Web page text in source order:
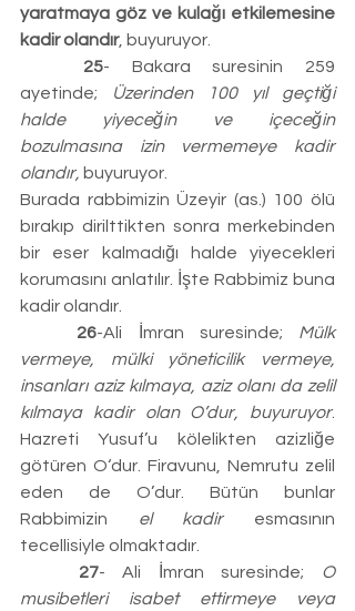
yaratmaya göz ve kulağı etkilemesine
kadir olandır, buyuruyor.
	25
- Bakara suresinin 259
ayetinde;
Üzerinden 100 yıl geçtiği
halde yiyeceğin ve içeceğin
bozulmasına izin vermemeye kadir
olandır, buyuruyor.
Burada rabbimizin Üzeyir (as.) 100 ölü
bırakıp dirilttikten sonra merkebinden
bir eser kalmadığı halde yiyecekleri
korumasını anlatılır. İşte Rabbimiz buna
kadir olandır.
	26
-Ali İmran suresinde; Mülk
vermeye, mülki yöneticilik vermeye,
insanları aziz kılmaya, aziz olanı da zelil
kılmaya kadir olan O’dur, buyuruyor.
Hazreti Yusuf’u kölelikten azizliğe
götüren O‘dur. Firavunu, Nemrutu zelil
eden de O’dur. Bütün bunlar
Rabbimizin el kadir esmasının
tecellisiyle olmaktadır.
	27
- Ali İmran suresinde; O
musibetleri isabet ettirmeye veya